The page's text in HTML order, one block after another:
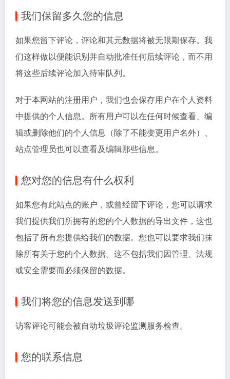
我们保留多久您的信息
如果您留下评论，评论和其元数据将被无限期保存。我
们这样做以便能识别并自动批准任何后续评论，而不用
将这些后续评论加入待审队列。
对于本网站的注册用户，我们也会保存用户在个人资料
中提供的个人信息。所有用户可以在任何时候查看、编
辑或删除他们的个人信息（除了不能变更用户名外）、
站点管理员也可以查看及编辑那些信息。
您对您的信息有什么权利
如果您有此站点的账户，或曾经留下评论，您可以请求
我们提供我们所拥有的您的个人数据的导出文件，这也
包括了所有您提供给我们的数据。您也可以要求我们抹
除所有关于您的个人数据。这不包括我们因管理、法规
或安全需要而必须保留的数据。
我们将您的信息发送到哪
访客评论可能会被自动垃圾评论监测服务检查。
您的联系信息